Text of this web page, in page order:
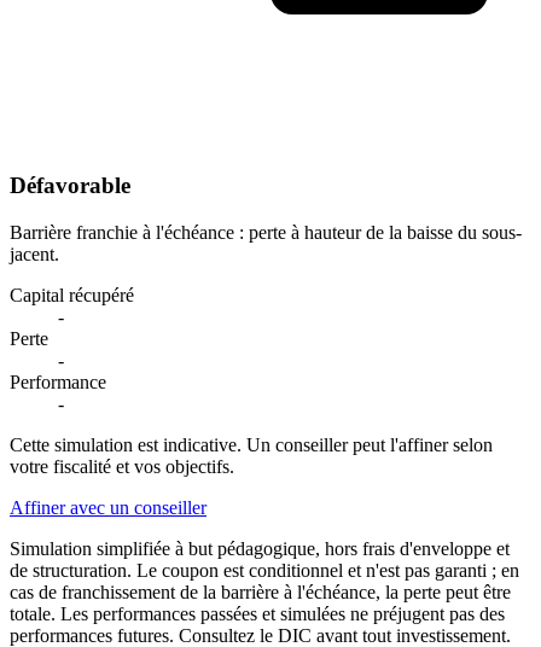
Défavorable
Barrière franchie à l'échéance : perte à hauteur de la baisse du sous-
jacent.
Capital récupéré
-
Perte
-
Performance
-
Cette simulation est indicative. Un conseiller peut l'affiner selon
votre fiscalité et vos objectifs.
Affiner avec un conseiller
Simulation simplifiée à but pédagogique, hors frais d'enveloppe et
de structuration. Le coupon est conditionnel et n'est pas garanti ; en
cas de franchissement de la barrière à l'échéance, la perte peut être
totale. Les performances passées et simulées ne préjugent pas des
performances futures. Consultez le DIC avant tout investissement.